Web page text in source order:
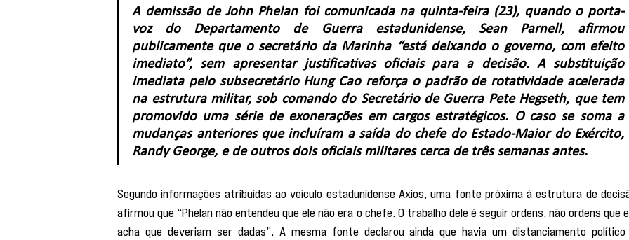
A demissão de John Phelan foi comunicada na quinta-feira (23), quando o porta-
voz do Departamento de Guerra estadunidense, Sean Parnell, afirmou
publicamente que o secretário da Marinha “está deixando o governo, com efeito
imediato”, sem apresentar justificativas oficiais para a decisão. A substituição
imediata pelo subsecretário Hung Cao reforça o padrão de rotatividade acelerada
na estrutura militar, sob comando do Secretário de Guerra Pete Hegseth, que tem
promovido uma série de exonerações em cargos estratégicos. O caso se soma a
mudanças anteriores que incluíram a saída do chefe do Estado-Maior do Exército,
Randy George, e de outros dois oficiais militares cerca de três semanas antes.
Segundo informações atribuídas ao veículo estadunidense Axios, uma fonte próxima à estrutura de
afirmou que “Phelan não entendeu que ele não era o chefe. O trabalho dele é seguir ordens, não ordens que
acha que deveriam ser dadas”. A mesma fonte declarou ainda que havia um distanciamento